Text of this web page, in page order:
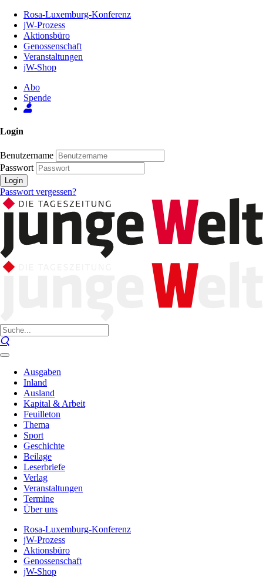
Inhalt
Seite
Rosa-Luxemburg-Konferenz
jW-Prozess
Aktionsbüro
Genossenschaft
Veranstaltungen
jW-Shop
Abo
Spende
Login
Benutzername
Passwort
Login
Passwort vergessen?
Ausgaben
Inland
Ausland
Kapital & Arbeit
Feuilleton
Thema
Sport
Geschichte
Beilage
Leserbriefe
Verlag
Veranstaltungen
Termine
Über uns
Rosa-Luxemburg-Konferenz
jW-Prozess
Aktionsbüro
Genossenschaft
jW-Shop